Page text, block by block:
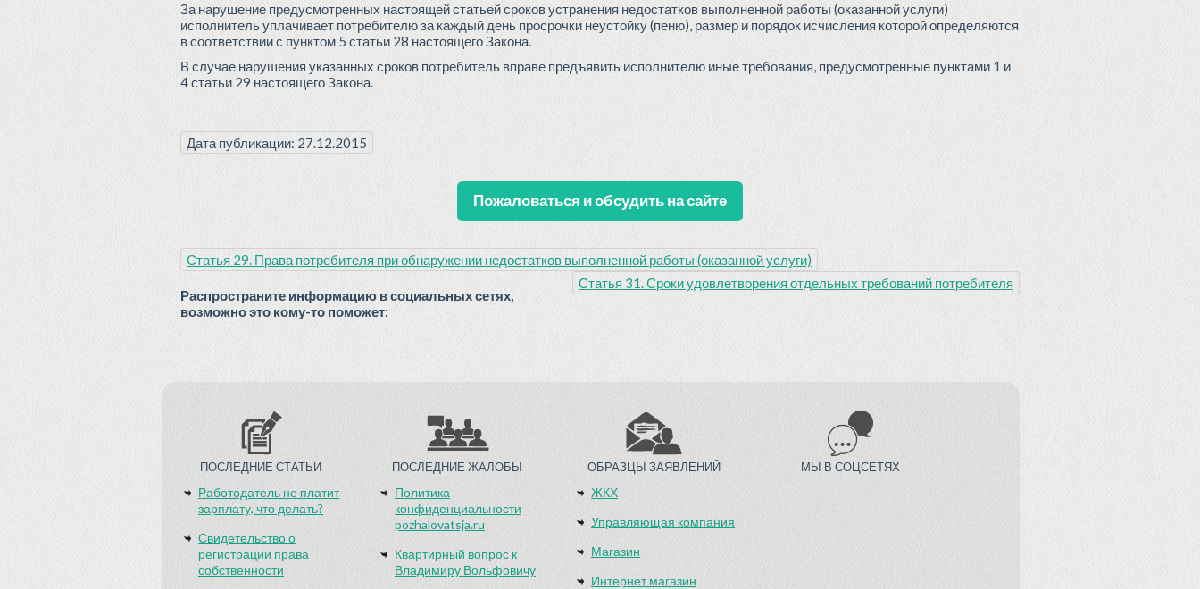
За нарушение предусмотренных настоящей статьей сроков устранения недостатков выполненной работы (оказанной услуги)
исполнитель уплачивает потребителю за каждый день просрочки неустойку (пеню), размер и порядок исчисления которой определяются
в соответствии с пунктом 5 статьи 28 настоящего Закона.
В случае нарушения указанных сроков потребитель вправе предъявить исполнителю иные требования, предусмотренные пунктами 1 и
4 статьи 29 настоящего Закона.
Дата публикации: 27.12.2015
Пожаловаться и обсудить на сайте
Статья 29. Права потребителя при обнаружении недостатков выполненной работы (оказанной услуги)
Статья 31. Сроки удовлетворения отдельных требований потребителя
Распространите информацию в социальных сетях,
возможно это кому-то поможет:
ПОСЛЕДНИЕ СТАТЬИ
Работодатель не платит
зарплату, что делать?
Свидетельство о
регистрации права
собственности
ПОСЛЕДНИЕ ЖАЛОБЫ
Политика
конфиденциальности
pozhalovatsja.ru
Квартирный вопрос к
Владимиру Вольфовичу
ОБРАЗЦЫ ЗАЯВЛЕНИЙ
ЖКХ
Управляющая компания
Магазин
Интернет магазин
МЫ В СОЦСЕТЯХ